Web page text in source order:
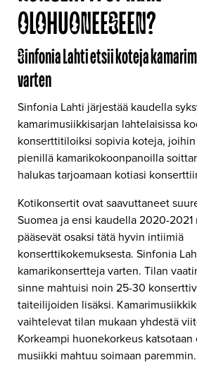
OLOHUONEESEEN?
Sinfonia Lahti etsii koteja
varten
Sinfonia Lahti järjestää kaudella
kamarimusiikkisarjan lahtelaisissa
konserttitiloiksi sopivia koteja,
pienillä kamarikokoonpanoilla
halukas tarjoamaan kotiasi
Kotikonsertit ovat saavuttaneet
Suomea ja ensi kaudella 2020-
pääsevät osaksi tätä hyvin intiimiä
konserttikokemuksesta. Sinfonia
kamarikonsertteja varten. Tilan
sinne mahtuisi noin 25-30
taiteilijoiden lisäksi.
vaihtelevat tilan mukaan yhdestä
Korkeampi huonekorkeus
musiikki mahtuu soimaan paremmin.